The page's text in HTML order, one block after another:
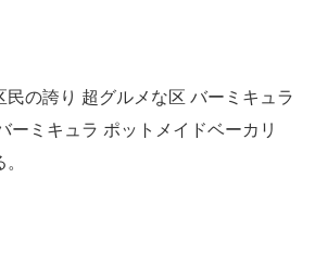
の誇り 超グルメな区 バーミキュラ
ーミキュラ ポットメイドベーカリ